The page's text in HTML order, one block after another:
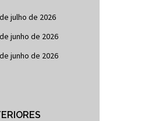
julho de 2026
junho de 2026
junho de 2026